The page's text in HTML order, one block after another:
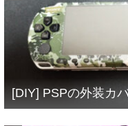
[DIY] PSPの外装カ